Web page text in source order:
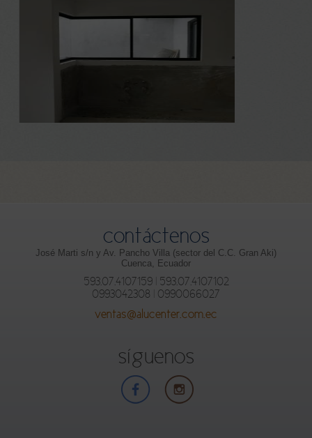
contáctenos
José Marti s/n y Av. Pancho Villa (sector del C.C. Gran Aki)
Cuenca, Ecuador
593.07.4107159 | 593.07.4107102
0993042308 | 0990066027
ventas@alucenter.com.ec
síguenos